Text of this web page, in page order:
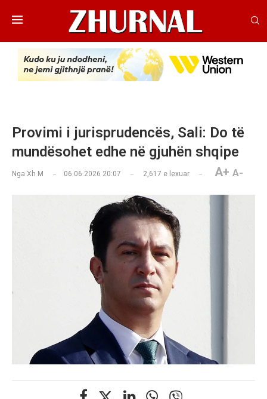
Provimi i jurisprudencës, Sali: Do të
mundësohet edhe në gjuhën shqipe
Nga Xh M 06.06.2026 20:07 2,617 e lexuar A+ A-